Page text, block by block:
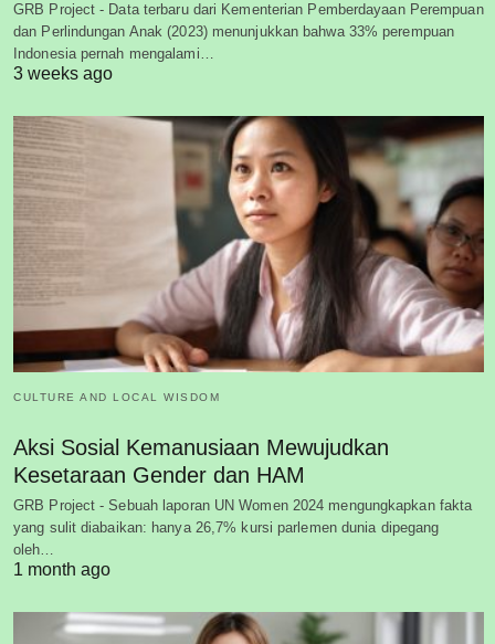
GRB Project - Data terbaru dari Kementerian Pemberdayaan Perempuan
dan Perlindungan Anak (2023) menunjukkan bahwa 33% perempuan
Indonesia pernah mengalami…
3 weeks ago
CULTURE AND LOCAL WISDOM
Aksi Sosial Kemanusiaan Mewujudkan
Kesetaraan Gender dan HAM
GRB Project - Sebuah laporan UN Women 2024 mengungkapkan fakta
yang sulit diabaikan: hanya 26,7% kursi parlemen dunia dipegang
oleh…
1 month ago